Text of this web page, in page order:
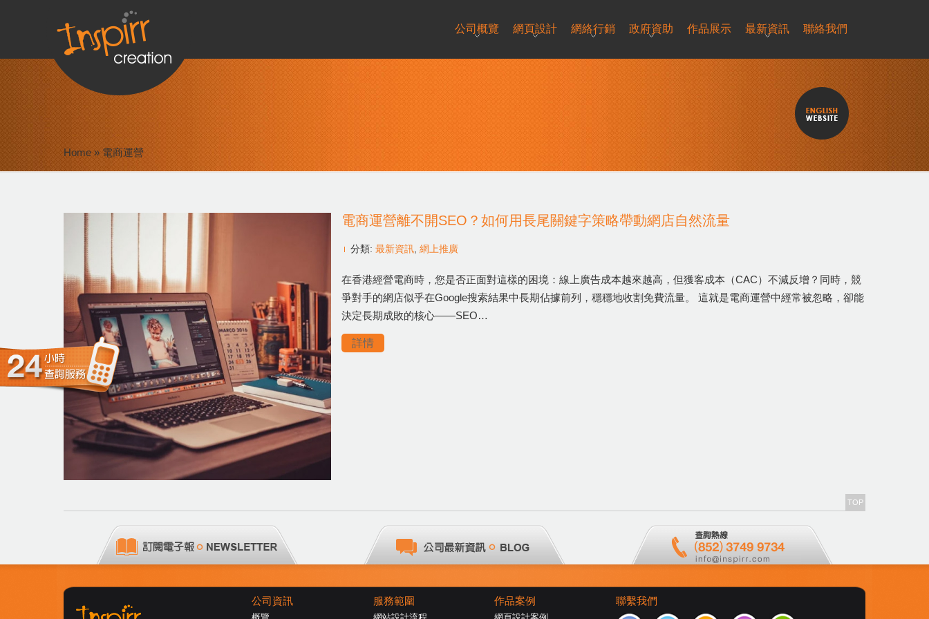
公司概覽 網頁設計 網絡行銷 政府資助 作品展示 最新資訊 聯絡我們
Home» 電商運營
電商運營離不開SEO？如何用長尾關鍵字策略帶動網店自然流量
分類: 最新資訊, 網上推廣
在香港經營電商時，您是否正面對這樣的困境：線上廣告成本越來越高，但獲客成本（CAC）不減反增？同時，競
爭對手的網店似乎在Google搜索結果中長期佔據前列，穩穩地收割免費流量。 這就是電商運營中經常被忽略，卻能
決定長期成敗的核心——SEO…
詳情
TOP
公司資訊 服務範圍 作品案例 聯繫我們